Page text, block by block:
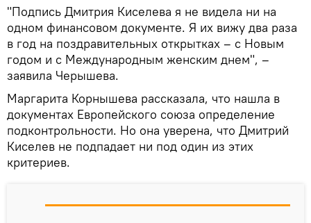
"Подпись Дмитрия Киселева я не видела ни на
одном финансовом документе. Я их вижу два раза
в год на поздравительных открытках – с Новым
годом и с Международным женским днем", –
заявила Черышева.
Маргарита Корнышева рассказала, что нашла в
документах Европейского союза определение
подконтрольности. Но она уверена, что Дмитрий
Киселев не подпадает ни под один из этих
критериев.